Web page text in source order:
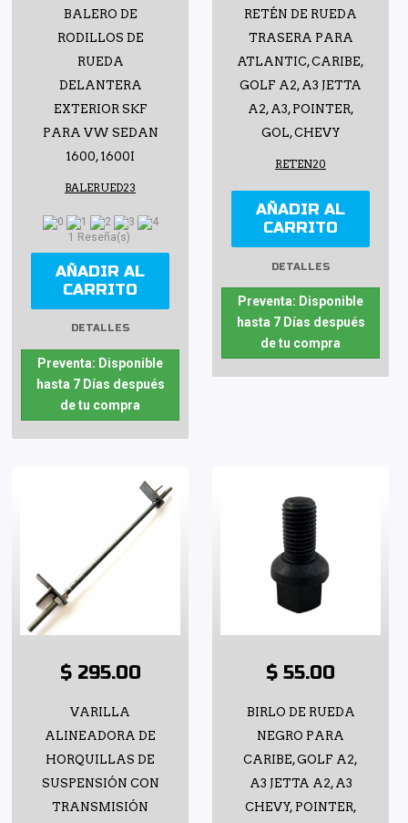
BALERO DE
RODILLOS DE
RUEDA
DELANTERA
EXTERIOR SKF
PARA VW SEDAN
1600, 1600I
BALERUED23
1 Reseña(s)
AÑADIR AL
CARRITO
DETALLES
Preventa: Disponible
hasta 7 Días después
de tu compra
RETÉN DE RUEDA
TRASERA PARA
ATLANTIC, CARIBE,
GOLF A2, A3 JETTA
A2, A3, POINTER,
GOL, CHEVY
RETEN20
AÑADIR AL
CARRITO
DETALLES
Preventa: Disponible
hasta 7 Días después
de tu compra
$ 295.00
VARILLA
ALINEADORA DE
HORQUILLAS DE
SUSPENSIÓN CON
TRANSMISIÓN
$ 55.00
BIRLO DE RUEDA
NEGRO PARA
CARIBE, GOLF A2,
A3 JETTA A2, A3
CHEVY, POINTER,